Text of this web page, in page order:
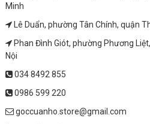
Minh
Lê Duẩn, phường Tân Chính, quận
Phan Đình Giót, phường Phương
Nội
034 8492 855
0986 599 220
goccuanho.store@gmail.com